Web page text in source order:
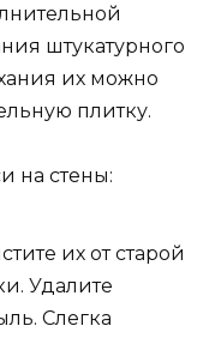
штукатурного
их можно
плитку.
на стены:
их от старой
Удалите
Слегка